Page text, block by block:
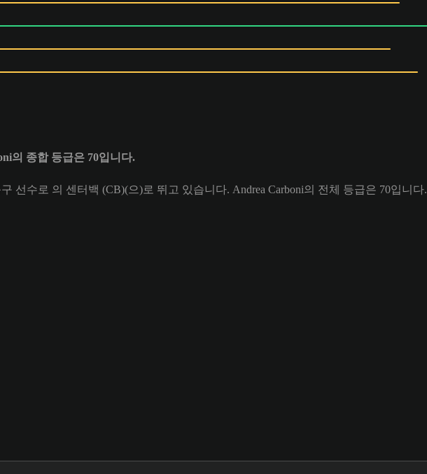
의 종합 등급은 70입니다.
선수로 의 센터백 (CB)(으)로 뛰고 있습니다. Andrea Carboni의 전체 등급은 70입니다.